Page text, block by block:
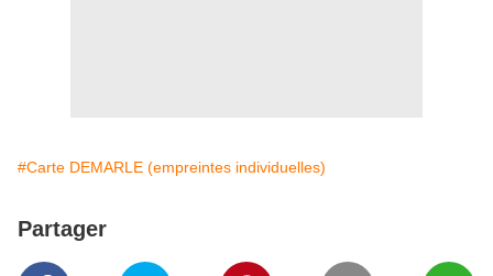
#Carte DEMARLE (empreintes individuelles)
Partager